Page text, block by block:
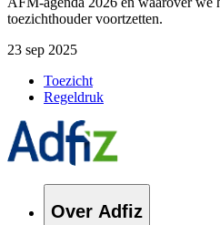
toezichthouder voortzetten.
23 sep 2025
Toezicht
Regeldruk
Over Adfiz